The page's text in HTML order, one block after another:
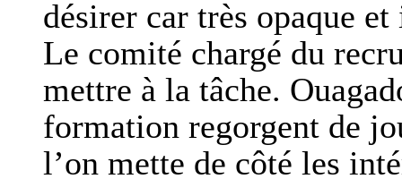
désirer car très opaque
Le comité chargé du
mettre à la tâche.
formation regorgent de
l’on mette de côté les